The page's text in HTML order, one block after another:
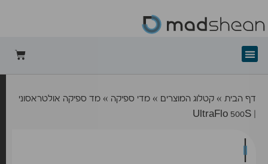
דף הבית » קטלוג המוצרים » מדי ספיקה » מד ספיקה אולטראסוני
| UltraFlo 500S